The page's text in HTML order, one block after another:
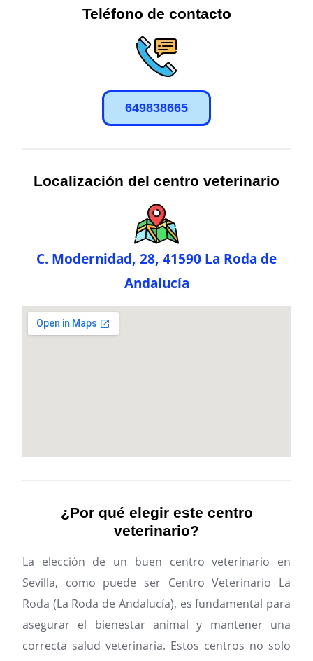
Teléfono de contacto
649838665
Localización del centro veterinario
C. Modernidad, 28, 41590 La Roda de
Andalucía
¿Por qué elegir este centro
veterinario?
La elección de un buen centro veterinario en
Sevilla, como puede ser Centro Veterinario La
Roda (La Roda de Andalucía), es fundamental para
asegurar el bienestar animal y mantener una
correcta salud veterinaria. Estos centros no solo